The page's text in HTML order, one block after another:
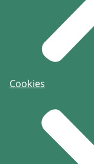
Cookies